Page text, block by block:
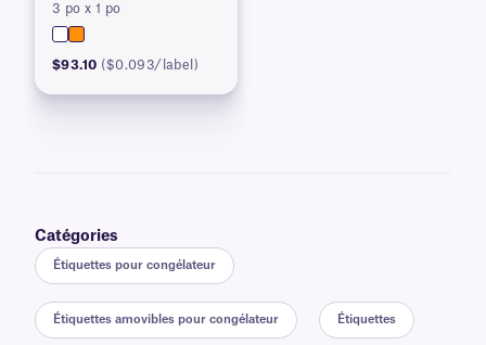
3 po x 1 po
$93.10 ($0.093/label)
Catégories
Étiquettes pour congélateur
Étiquettes amovibles pour congélateur Étiquettes